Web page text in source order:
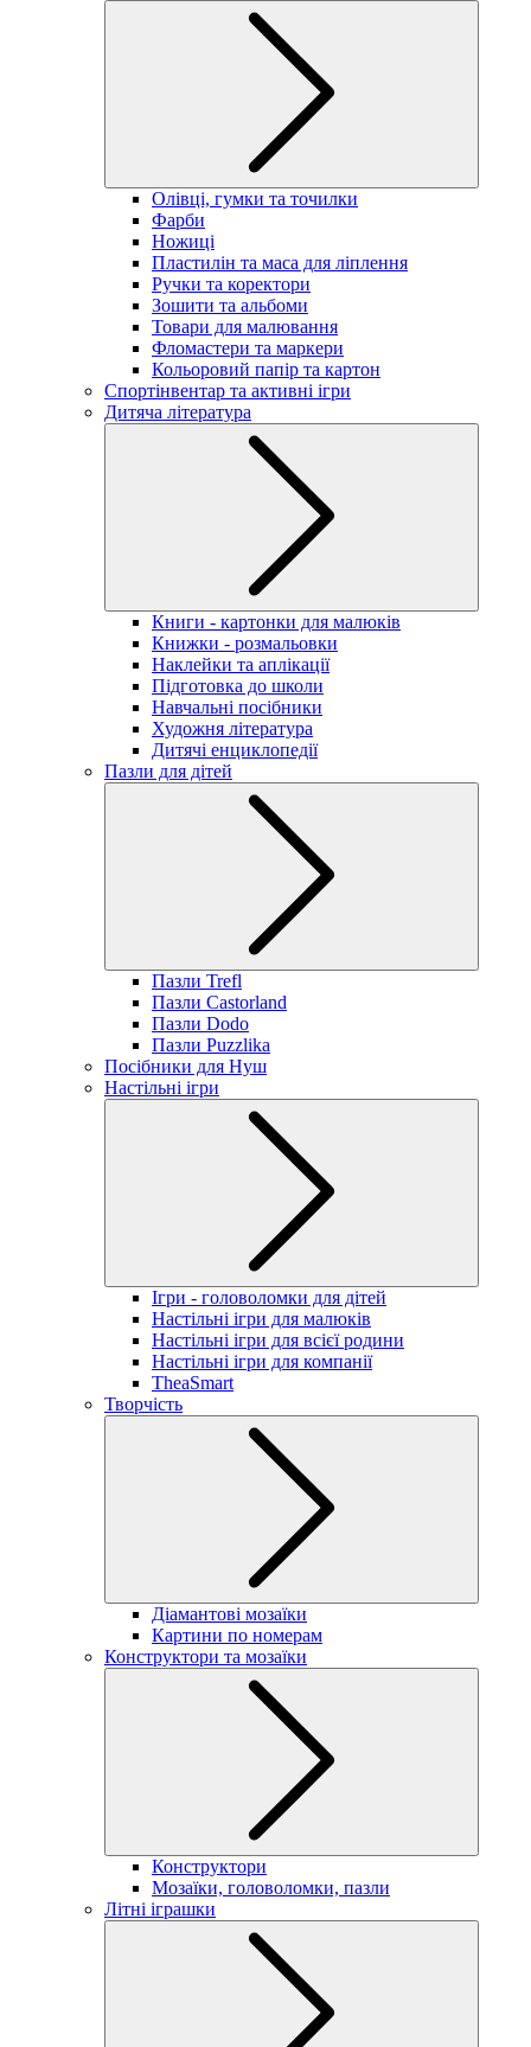
Олівці, гумки та точилки
Фарби
Ножиці
Пластилін та маса для ліплення
Ручки та коректори
Зошити та альбоми
Товари для малювання
Фломастери та маркери
Кольоровий папір та картон
Спортінвентар та активні ігри
Дитяча література
Книги - картонки для малюків
Книжки - розмальовки
Наклейки та аплікації
Підготовка до школи
Навчальні посібники
Художня література
Дитячі енциклопедії
Пазли для дітей
Пазли Trefl
Пазли Castorland
Пазли Dodo
Пазли Puzzlika
Посібники для Нуш
Настільні ігри
Ігри - головоломки для дітей
Настільні ігри для малюків
Настільні ігри для всієї родини
Настільні ігри для компанії
TheaSmart
Творчість
Діамантові мозаїки
Картини по номерам
Конструктори та мозаїки
Конструктори
Мозаїки, головоломки, пазли
Літні іграшки